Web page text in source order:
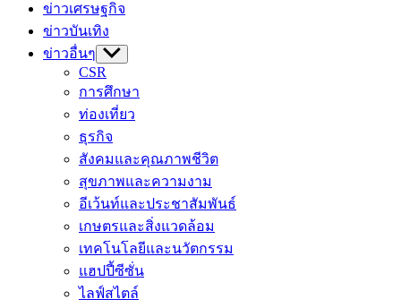
ข่าวเศรษฐกิจ
ข่าวบันเทิง
ข่าวอื่นๆ Show
sub
menu
CSR
การศึกษา
ท่องเที่ยว
ธุรกิจ
สังคมและคุณภาพชีวิต
สุขภาพและความงาม
อีเว้นท์และประชาสัมพันธ์
เกษตรและสิ่งแวดล้อม
เทคโนโลยีและนวัตกรรม
แฮปปี้ซีซั่น
ไลฟ์สไตล์